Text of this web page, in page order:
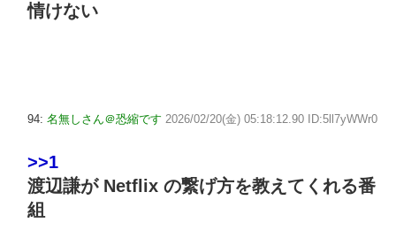
情けない
94: 名無しさん＠恐縮です 2026/02/20(金) 05:18:12.90 ID:5ll7yWWr0
>>1
渡辺謙が Netflix の繋げ方を教えてくれる番
組